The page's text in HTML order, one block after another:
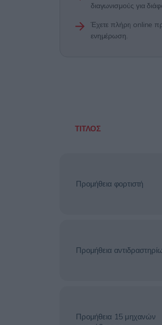
διαγωνισμούς για
Έχετε πλήρη online
ενημέρωση.
ΤΙΤΛΟΣ
Προμήθεια φορτιστή
Προμήθεια
Προμήθεια 15 μηχανών